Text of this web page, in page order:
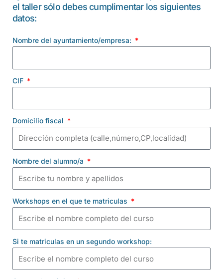
el taller sólo debes cumplimentar los siguientes
datos:
Nombre del ayuntamiento/empresa:
CIF
Domicilio fiscal
Nombre del alumno/a
Workshops en el que te matriculas
Si te matriculas en un segundo workshop: